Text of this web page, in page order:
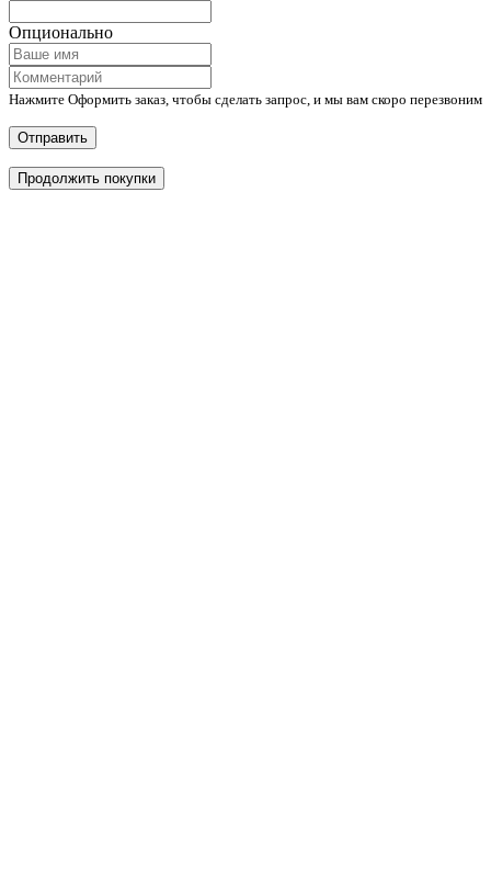
Опционально
Нажмите Оформить заказ, чтобы сделать запрос, и мы вам скоро перезвоним
Отправить
Продолжить покупки